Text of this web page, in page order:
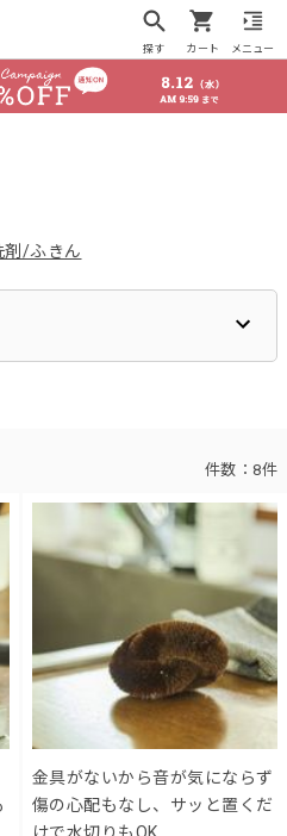
探す カート メニュー
剤/ふきん
件数： 8件
金具がないから音が気にならず
傷の心配もなし、サッと置くだ
けで水切りもOK